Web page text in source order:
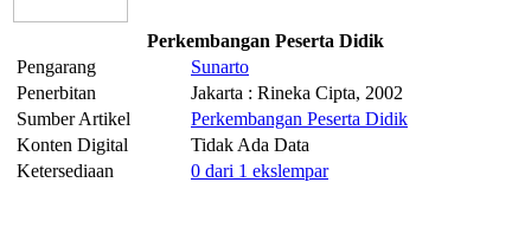
Perkembangan Peserta Didik
Pengarang
Sunarto
Penerbitan
Jakarta : Rineka Cipta, 2002
Sumber Artikel
Perkembangan Peserta Didik
Konten Digital
Tidak Ada Data
Ketersediaan
0 dari 1 ekslempar